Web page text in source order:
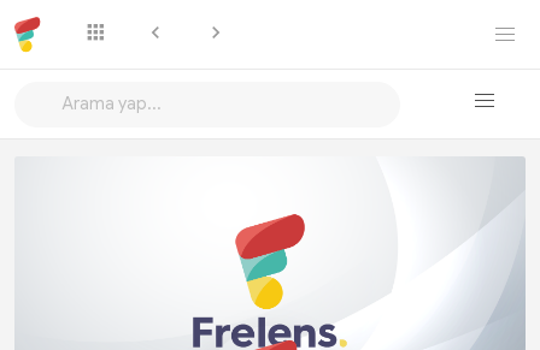
Takip Et